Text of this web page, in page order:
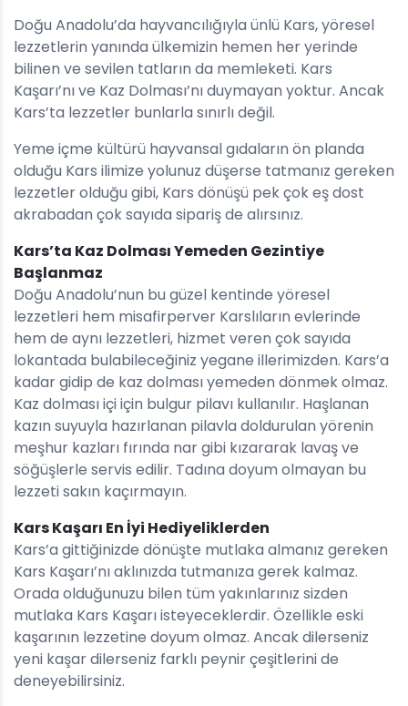
Doğu Anadolu’da hayvancılığıyla ünlü Kars, yöresel
lezzetlerin yanında ülkemizin hemen her yerinde
bilinen ve sevilen tatların da memleketi. Kars
Kaşarı’nı ve Kaz Dolması’nı duymayan yoktur. Ancak
Kars’ta lezzetler bunlarla sınırlı değil.
Yeme içme kültürü hayvansal gıdaların ön planda
olduğu Kars ilimize yolunuz düşerse tatmanız gereken
lezzetler olduğu gibi, Kars dönüşü pek çok eş dost
akrabadan çok sayıda sipariş de alırsınız.
Kars’ta Kaz Dolması Yemeden Gezintiye
Başlanmaz
Doğu Anadolu’nun bu güzel kentinde yöresel
lezzetleri hem misafirperver Karslıların evlerinde
hem de aynı lezzetleri, hizmet veren çok sayıda
lokantada bulabileceğiniz yegane illerimizden. Kars’a
kadar gidip de kaz dolması yemeden dönmek olmaz.
Kaz dolması içi için bulgur pilavı kullanılır. Haşlanan
kazın suyuyla hazırlanan pilavla doldurulan yörenin
meşhur kazları fırında nar gibi kızararak lavaş ve
söğüşlerle servis edilir. Tadına doyum olmayan bu
lezzeti sakın kaçırmayın.
Kars Kaşarı En İyi Hediyeliklerden
Kars’a gittiğinizde dönüşte mutlaka almanız gereken
Kars Kaşarı’nı aklınızda tutmanıza gerek kalmaz.
Orada olduğunuzu bilen tüm yakınlarınız sizden
mutlaka Kars Kaşarı isteyeceklerdir. Özellikle eski
kaşarının lezzetine doyum olmaz. Ancak dilerseniz
yeni kaşar dilerseniz farklı peynir çeşitlerini de
deneyebilirsiniz.